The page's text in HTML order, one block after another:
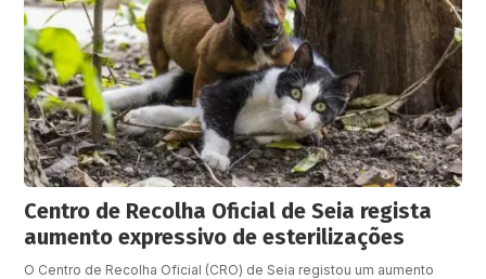
Centro de Recolha Oficial de Seia regista
aumento expressivo de esterilizações
O Centro de Recolha Oficial (CRO) de Seia registou um aumento